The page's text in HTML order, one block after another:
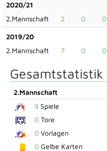
2020/21
2.Mannschaft
2 0 0
2019/20
2.Mannschaft
7 0 0
Gesamtstatistik
2.Mannschaft
9 Spiele
0 Tore
0 Vorlagen
0 Gelbe Karten